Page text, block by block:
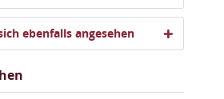
ebenfalls angesehen